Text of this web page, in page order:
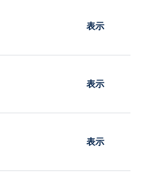
表示
表示
表示